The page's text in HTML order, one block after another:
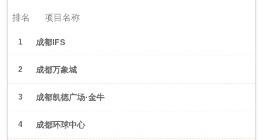
排名 项目名称
1 成都IFS
2 成都万象城
3 成都凯德广场·金牛
4 成都环球中心